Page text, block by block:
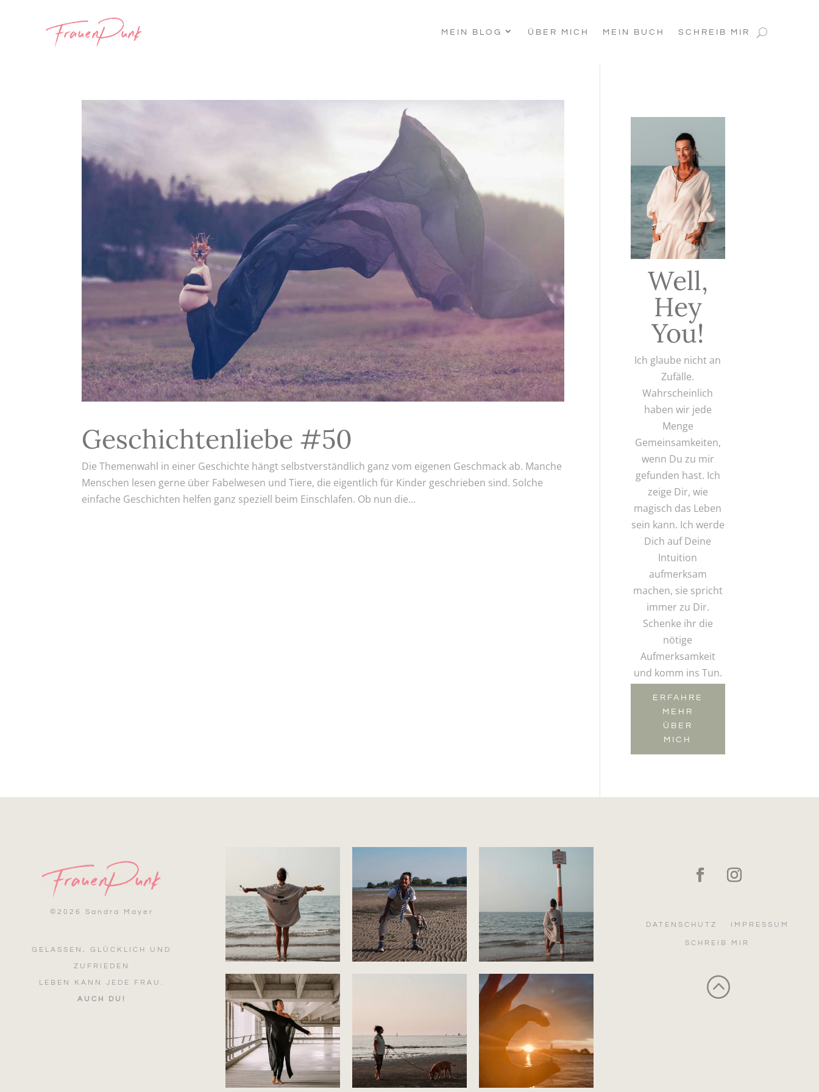
MEIN BLOG ÜBER MICH MEIN BUCH SCHREIB MIR
Geschichtenliebe #50
Die Themenwahl in einer Geschichte hängt selbstverständlich ganz vom eigenen Geschmack ab. Manche
Menschen lesen gerne über Fabelwesen und Tiere, die eigentlich für Kinder geschrieben sind. Solche
einfache Geschichten helfen ganz speziell beim Einschlafen. Ob nun die...
Well,
Hey
You!
Ich glaube nicht an
Zufälle.
Wahrscheinlich
haben wir jede
Menge
Gemeinsamkeiten,
wenn Du zu mir
gefunden hast. Ich
zeige Dir, wie
magisch das Leben
sein kann. Ich werde
Dich auf Deine
Intuition
aufmerksam
machen, sie spricht
immer zu Dir.
Schenke ihr die
nötige
Aufmerksamkeit
und komm ins Tun.
ERFAHRE
MEHR
ÜBER
MICH
© 2026 Sandra Mayer
GELASSEN, GLÜCKLICH UND
ZUFRIEDEN
LEBEN KANN JEDE FRAU.
AUCH DU!
DATENSCHUTZ IMPRESSUM
SCHREIB MIR
: